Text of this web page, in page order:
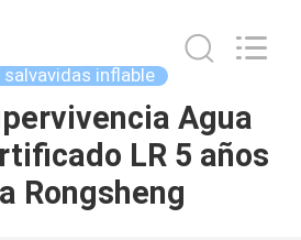
salvavidas inflable
Agua
LR 5 años
Rongsheng